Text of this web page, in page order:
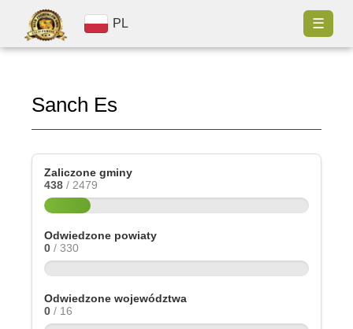
PL ☰
Sanch Es
Zaliczone gminy
438 / 2479
Odwiedzone powiaty
0 / 330
Odwiedzone województwa
0 / 16